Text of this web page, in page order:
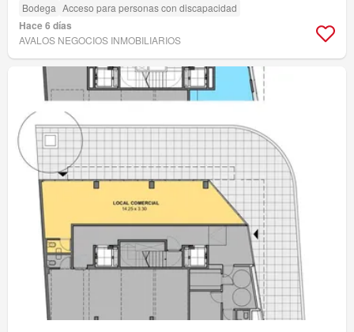
Bodega Acceso para personas con discapacidad
Hace 6 días
AVALOS NEGOCIOS INMOBILIARIOS